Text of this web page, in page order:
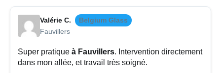
Valérie C.
Belgium Glass
Fauvillers
Super pratique à Fauvillers. Intervention directement
dans mon allée, et travail très soigné.